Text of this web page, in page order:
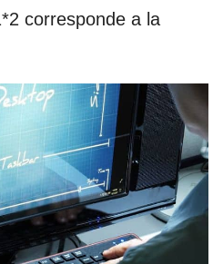
corresponde a la